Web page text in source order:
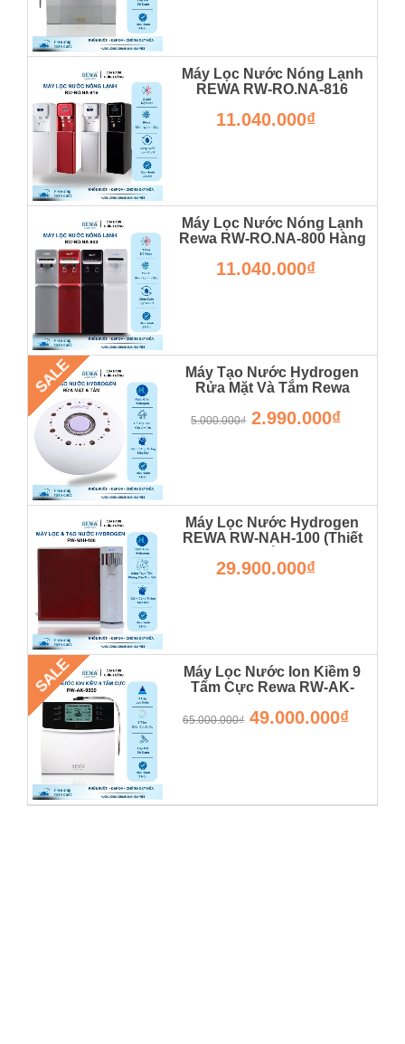
Máy Lọc Nước Nóng Lạnh
REWA RW-RO.NA-816
RW-RO.NA-820
11.040.000₫
Máy Lọc Nước Nóng Lạnh
Rewa RW-RO.NA-800 Hàng
RW-RO.NA-800
11.040.000₫
SALE
Máy Tạo Nước Hydrogen
Rửa Mặt Và Tắm Rewa
5.000.000₫ 2.990.000₫
Máy Lọc Nước Hydrogen
REWA RW-NAH-100 (Thiết
29.900.000₫
SALE
Máy Lọc Nước Ion Kiềm 9
Tấm Cực Rewa RW-AK-
Bảo Hành 36 Tháng
65.000.000₫ 49.000.000₫